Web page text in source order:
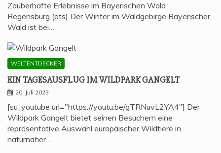
Zauberhafte Erlebnisse im Bayerischen Wald
Regensburg (ots) Der Winter im Waldgebirge Bayerischer
Wald ist bei…
WELTENTDECKER
EIN TAGES­AUS­FLUG IM WILD­PARK GANGELT
20. Juli 2023
[su_youtube url="https://youtu.be/gTRNuvL2YA4"] Der
Wildpark Gangelt bietet seinen Besuchern eine
repräsentative Auswahl europäischer Wildtiere in
naturnaher…